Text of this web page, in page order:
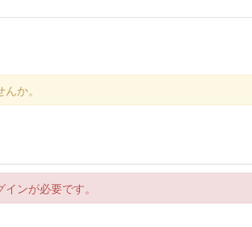
か。
ンが必要です。